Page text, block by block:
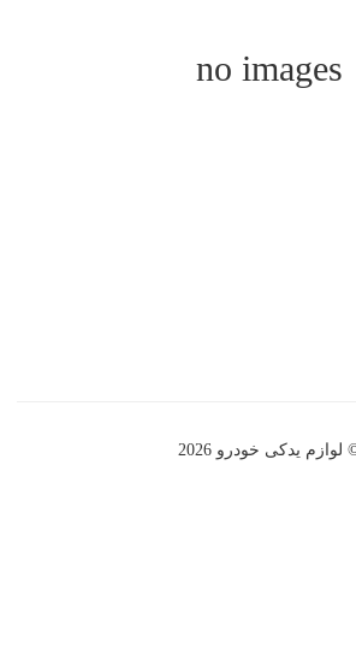
no images
لوازم یدکی خودرو 2026